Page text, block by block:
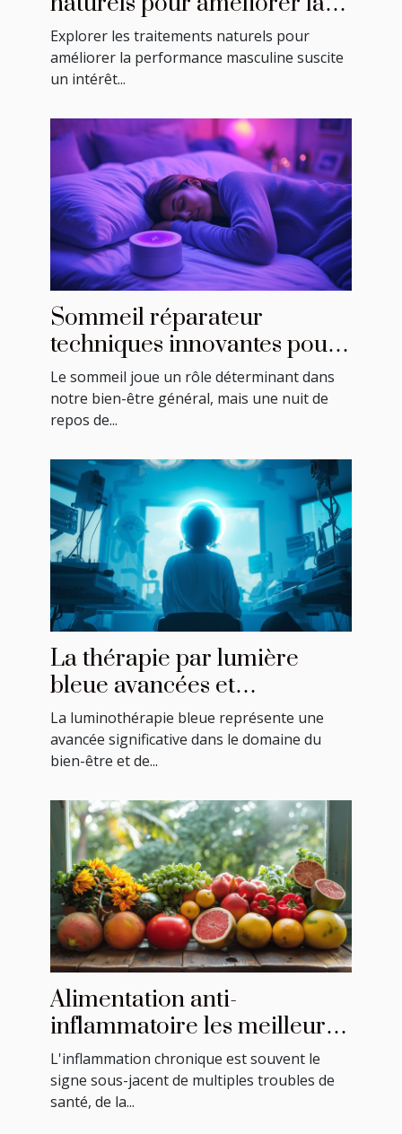
performance masculine
Explorer les traitements naturels pour
améliorer la performance masculine suscite
un intérêt...
Sommeil réparateur
techniques innovantes pour
améliorer la qualité de votre
repos nocturne
Le sommeil joue un rôle déterminant dans
notre bien-être général, mais une nuit de
repos de...
La thérapie par lumière
bleue avancées et
implications pour la santé
La luminothérapie bleue représente une
avancée significative dans le domaine du
bien-être et de...
Alimentation anti-
inflammatoire les meilleurs
aliments pour combattre
l'inflammation
L'inflammation chronique est souvent le
signe sous-jacent de multiples troubles de
santé, de la...